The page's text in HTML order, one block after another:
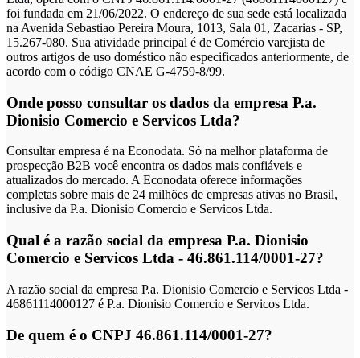
foi fundada em 21/06/2022. O endereço de sua sede está localizada
na Avenida Sebastiao Pereira Moura, 1013, Sala 01, Zacarias - SP,
15.267-080. Sua atividade principal é de Comércio varejista de
outros artigos de uso doméstico não especificados anteriormente, de
acordo com o código CNAE G-4759-8/99.
Onde posso consultar os dados da empresa P.a.
Dionisio Comercio e Servicos Ltda?
Consultar empresa é na Econodata. Só na melhor plataforma de
prospecção B2B você encontra os dados mais confiáveis e
atualizados do mercado. A Econodata oferece informações
completas sobre mais de 24 milhões de empresas ativas no Brasil,
inclusive da P.a. Dionisio Comercio e Servicos Ltda.
Qual é a razão social da empresa P.a. Dionisio
Comercio e Servicos Ltda - 46.861.114/0001-27?
A razão social da empresa P.a. Dionisio Comercio e Servicos Ltda -
46861114000127 é P.a. Dionisio Comercio e Servicos Ltda.
De quem é o CNPJ 46.861.114/0001-27?